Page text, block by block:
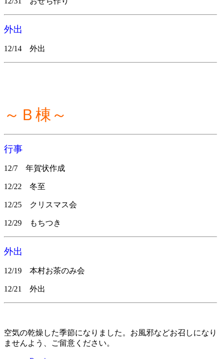
外出
12/14 外出
～Ｂ棟～
行事
12/7 年賀状作成
12/22 冬至
12/25 クリスマス会
12/29 もちつき
外出
12/19 本村お茶のみ会
12/21 外出
空気の乾燥した季節になりました。お風邪などお召しになり
ませんよう、ご留意ください。